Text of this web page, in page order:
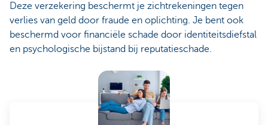
Deze verzekering beschermt je zichtrekeningen tegen
verlies van geld door fraude en oplichting. Je bent ook
beschermd voor financiële schade door identiteitsdiefstal
en psychologische bijstand bij reputatieschade.